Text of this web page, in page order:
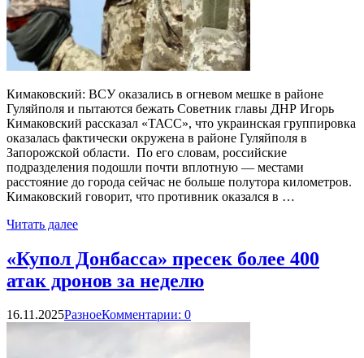
Кимаковский: ВСУ оказались в огневом мешке в районе
Гуляйполя и пытаются бежать Советник главы ДНР Игорь
Кимаковский рассказал «ТАСС», что украинская группировка
оказалась фактически окружена в районе Гуляйполя в
Запорожской области. По его словам, российские
подразделения подошли почти вплотную — местами
расстояние до города сейчас не больше полутора километров.
Кимаковский говорит, что противник оказался в …
Читать далее
«Купол Донбасса» пресек более 400
атак дронов за неделю
16.11.2025РазноеКомментарии: 0